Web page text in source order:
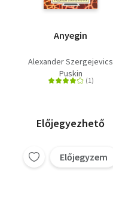
Anyegin
Alexander Szergejevics
Puskin
Előjegyezhető
Előjegyzem